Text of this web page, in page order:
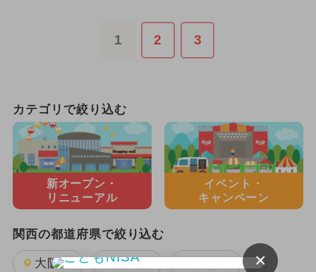
1 2 3
カテゴリで絞り込む
新オープン・
リニューアル
イベント・
キャンペーン
関西の都道府県で絞り込む
大阪府 兵庫県 ×